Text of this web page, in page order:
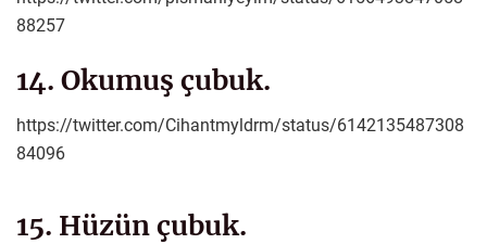
88257
14. Okumuş çubuk.
https://twitter.com/Cihantmyldrm/status/6142135487308
84096
15. Hüzün çubuk.